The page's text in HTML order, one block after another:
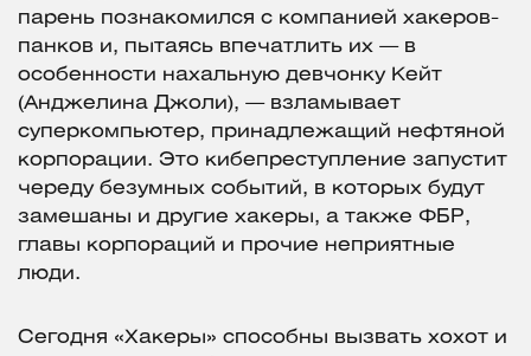
парень познакомился с компанией хакеров-
панков и, пытаясь впечатлить их — в
особенности нахальную девчонку Кейт
(Анджелина Джоли), — взламывает
суперкомпьютер, принадлежащий нефтяной
корпорации. Это кибепреступление запустит
череду безумных событий, в которых будут
замешаны и другие хакеры, а также ФБР,
главы корпораций и прочие неприятные
люди.
Сегодня «Хакеры» способны вызвать хохот и